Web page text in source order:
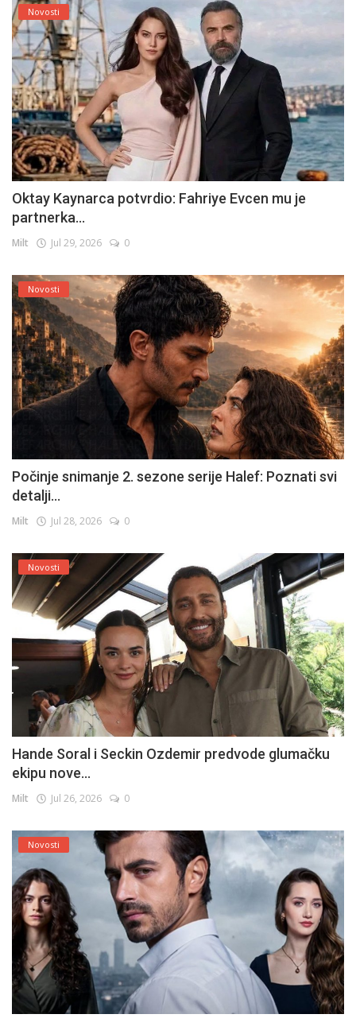
Novosti
Oktay Kaynarca potvrdio: Fahriye Evcen mu je
partnerka...
Milt Jul 29, 2026 0
Novosti
Počinje snimanje 2. sezone serije Halef: Poznati svi
detalji...
Milt Jul 28, 2026 0
Novosti
Hande Soral i Seckin Ozdemir predvode glumačku
ekipu nove...
Milt Jul 26, 2026 0
Novosti